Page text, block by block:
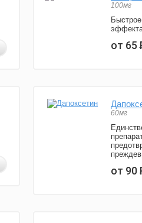
100мг
от 65
60мг
от 90